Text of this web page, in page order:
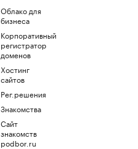
Облако для
бизнеса
Корпоративный
регистратор
доменов
Хостинг
сайтов
Рег.решения
Знакомства
Сайт
знакомств
podbor.ru